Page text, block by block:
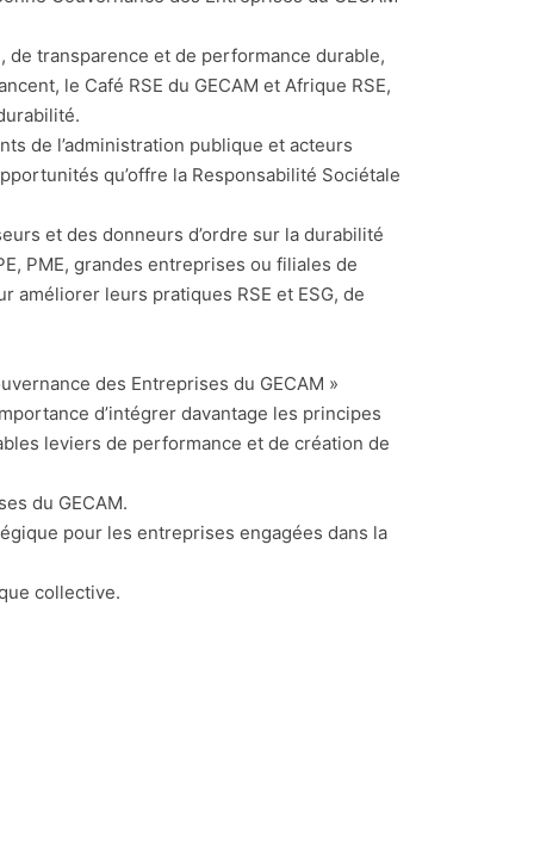
transparence et de performance durable,
le Café RSE du GECAM et Afrique RSE,
de l’administration publique et acteurs
qu’offre la Responsabilité Sociétale
et des donneurs d’ordre sur la durabilité
PME, grandes entreprises ou filiales de
améliorer leurs pratiques RSE et ESG, de
des Entreprises du GECAM »
d’intégrer davantage les principes
leviers de performance et de création de
du GECAM.
pour les entreprises engagées dans la
collective.